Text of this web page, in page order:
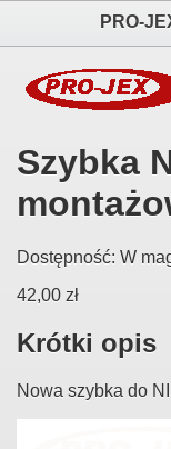
Szybka
Dostępność: W
42,00 zł
Krótki opis
Nowa szybka do